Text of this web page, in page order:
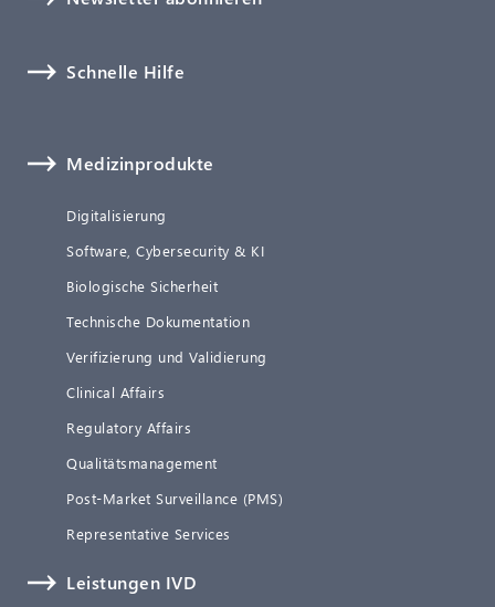
Schnelle Hilfe
Medizinprodukte
Digitalisierung
Software, Cybersecurity & KI
Biologische Sicherheit
Technische Dokumentation
Verifizierung und Validierung
Clinical Affairs
Regulatory Affairs
Qualitätsmanagement
Post-Market Surveillance (PMS)
Representative Services
Leistungen IVD